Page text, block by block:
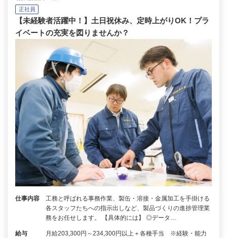
正社員
【未経験者活躍中！】土日祝休み、定時上がりOK！プラ
イベートの充実を図りませんか？
仕事内容
工務と呼ばれる事務作業、製缶・溶接・金属加工を手掛ける
各スタッフたちへの指示出しなど、製品づくりの進捗管理業
務をお任せします。 【具体的には】 ◎データ…
給与 月給203,300円～234,300円以上＋各種手当 ※経験・能力